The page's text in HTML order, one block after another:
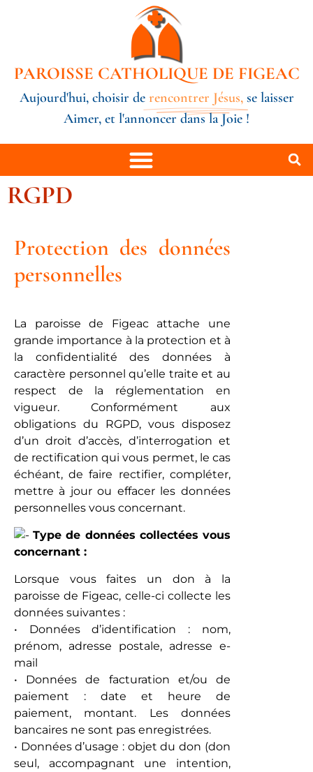
PAROISSE CATHOLIQUE DE FIGEAC
Aujourd'hui, choisir de rencontrer Jésus, se laisser
Aimer, et l'annoncer dans la Joie !
RGPD
Protection des données
personnelles
La paroisse de Figeac attache une
grande importance à la protection et à
la confidentialité des données à
caractère personnel qu’elle traite et au
respect de la réglementation en
vigueur. Conformément aux
obligations du RGPD, vous disposez
d’un droit d’accès, d’interrogation et
de rectification qui vous permet, le cas
échéant, de faire rectifier, compléter,
mettre à jour ou effacer les données
personnelles vous concernant.
Type de données collectées vous
concernant :
Lorsque vous faites un don à la
paroisse de Figeac, celle-ci collecte les
données suivantes :
• Données d’identification : nom,
prénom, adresse postale, adresse e-
mail
• Données de facturation et/ou de
paiement : date et heure de
paiement, montant. Les données
bancaires ne sont pas enregistrées.
• Données d’usage : objet du don (don
seul, accompagnant une intention,